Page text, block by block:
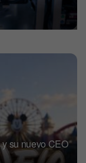
su nuevo CEO